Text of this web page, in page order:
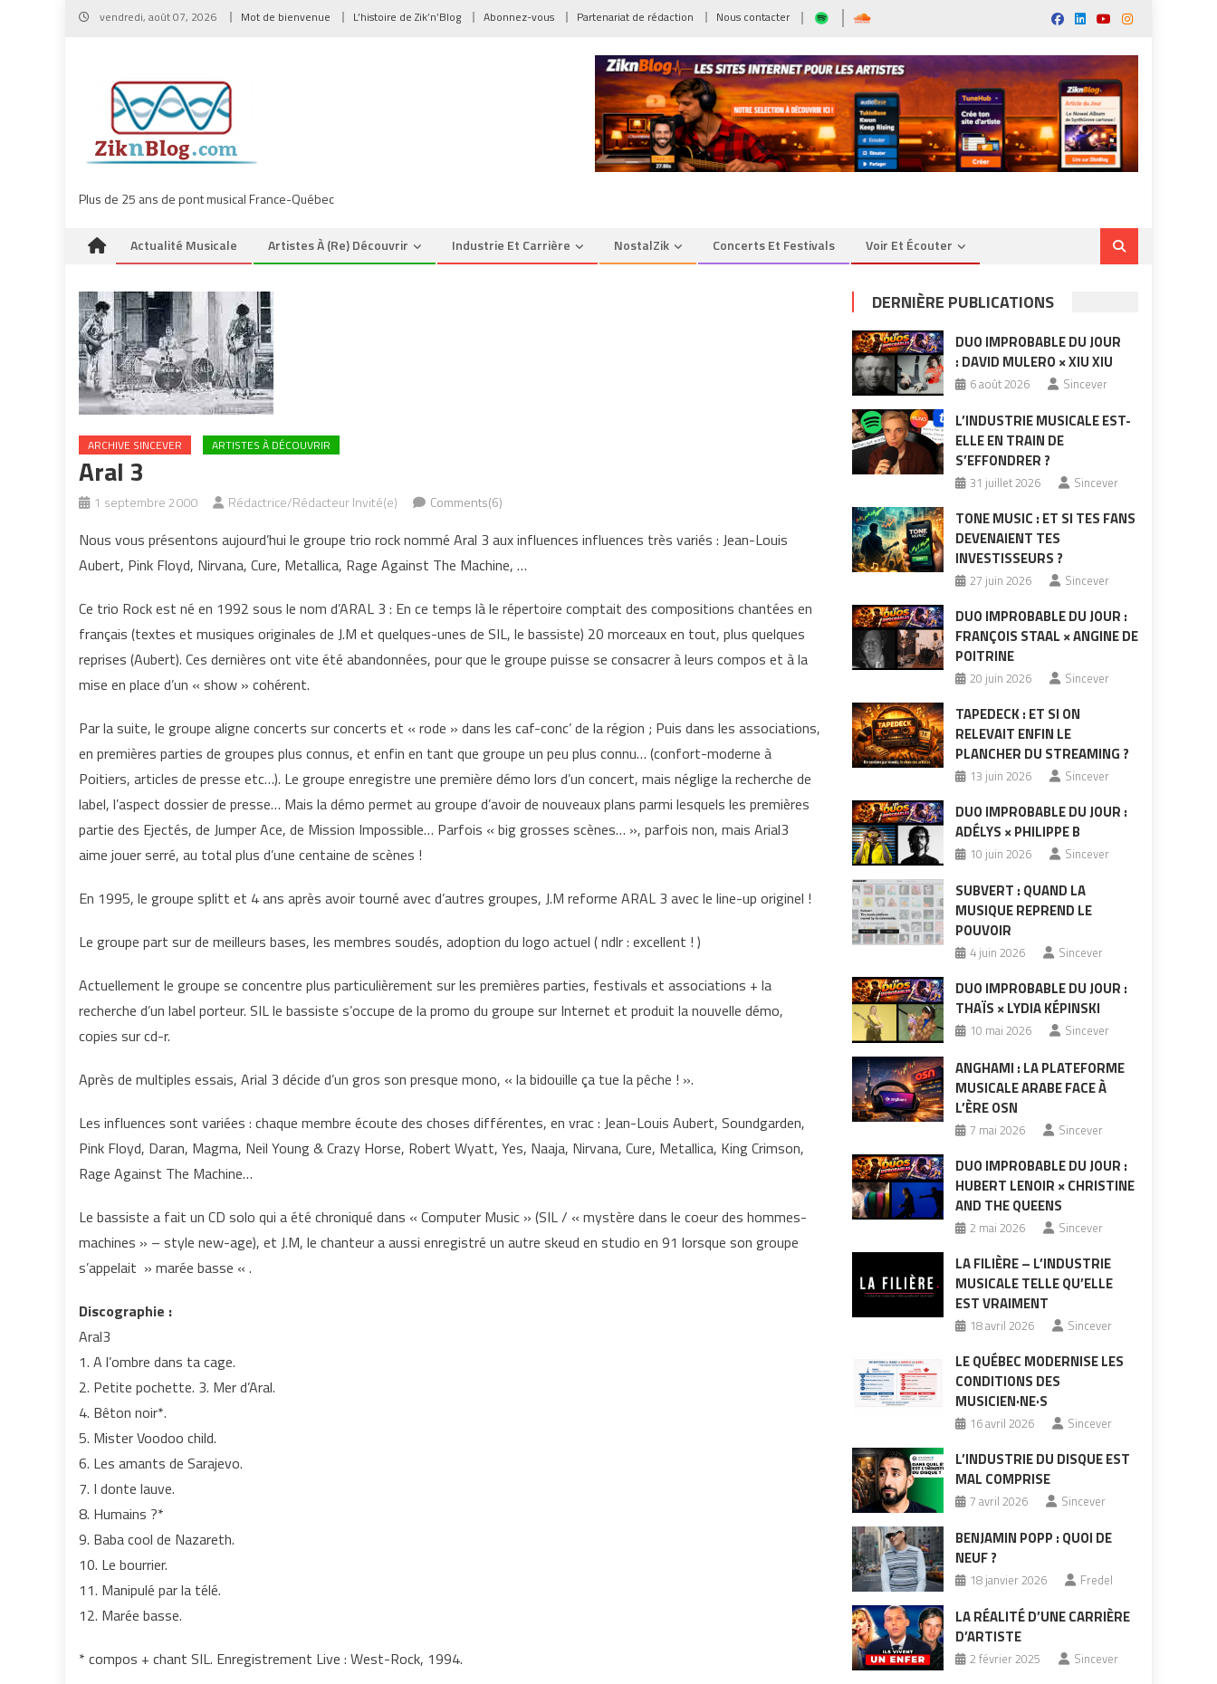
Skip
vendredi, août 07, 2026 Mot de bienvenue L’histoire de Zik’n’Blog Abonnez-vous Partenariat de rédaction Nous contacter
Plus de 25 ans de pont musical France-Québec
Actualité Musicale Artistes À (re) Découvrir Industrie Et Carrière NostalZik Concerts Et Festivals Voir Et Écouter
ARCHIVE SINCEVER ARTISTES À DÉCOUVRIR
Aral 3
1 septembre 2000 Rédactrice/Rédacteur Invité(e) Comments(6)
Nous vous présentons aujourd’hui le groupe trio rock nommé Aral 3 aux influences influences très variés : Jean-Louis
Aubert, Pink Floyd, Nirvana, Cure, Metallica, Rage Against The Machine, …
Ce trio Rock est né en 1992 sous le nom d’ARAL 3 : En ce temps là le répertoire comptait des compositions chantées en
français (textes et musiques originales de J.M et quelques-unes de SIL, le bassiste) 20 morceaux en tout, plus quelques
reprises (Aubert). Ces dernières ont vite été abandonnées, pour que le groupe puisse se consacrer à leurs compos et à la
mise en place d’un « show » cohérent.
Par la suite, le groupe aligne concerts sur concerts et « rode » dans les caf-conc’ de la région ; Puis dans les associations,
en premières parties de groupes plus connus, et enfin en tant que groupe un peu plus connu… (confort-moderne à
Poitiers, articles de presse etc…). Le groupe enregistre une première démo lors d’un concert, mais néglige la recherche de
label, l’aspect dossier de presse… Mais la démo permet au groupe d’avoir de nouveaux plans parmi lesquels les premières
partie des Ejectés, de Jumper Ace, de Mission Impossible… Parfois « big grosses scènes… », parfois non, mais Arial3
aime jouer serré, au total plus d’une centaine de scènes !
En 1995, le groupe splitt et 4 ans après avoir tourné avec d’autres groupes, J.M reforme ARAL 3 avec le line-up originel !
Le groupe part sur de meilleurs bases, les membres soudés, adoption du logo actuel ( ndlr : excellent ! )
Actuellement le groupe se concentre plus particulièrement sur les premières parties, festivals et associations + la
recherche d’un label porteur. SIL le bassiste s’occupe de la promo du groupe sur Internet et produit la nouvelle démo,
copies sur cd-r.
Après de multiples essais, Arial 3 décide d’un gros son presque mono, « la bidouille ça tue la pêche ! ».
Les influences sont variées : chaque membre écoute des choses différentes, en vrac : Jean-Louis Aubert, Soundgarden,
Pink Floyd, Daran, Magma, Neil Young & Crazy Horse, Robert Wyatt, Yes, Naaja, Nirvana, Cure, Metallica, King Crimson,
Rage Against The Machine…
Le bassiste a fait un CD solo qui a été chroniqué dans « Computer Music » (SIL / « mystère dans le coeur des hommes-
machines » – style new-age), et J.M, le chanteur a aussi enregistré un autre skeud en studio en 91 lorsque son groupe
s’appelait » marée basse « .
Discographie :
Aral3
1. A l’ombre dans ta cage.
2. Petite pochette. 3. Mer d’Aral.
4. Bêton noir*.
5. Mister Voodoo child.
6. Les amants de Sarajevo.
7. I donte lauve.
8. Humains ?*
9. Baba cool de Nazareth.
10. Le bourrier.
11. Manipulé par la télé.
12. Marée basse.
* compos + chant SIL. Enregistrement Live : West-Rock, 1994.
DERNIÈRE PUBLICATIONS
DUO IMPROBABLE DU JOUR
: DAVID MULERO × XIU XIU
6 août 2026 Sincever
L’INDUSTRIE MUSICALE EST-
ELLE EN TRAIN DE
S’EFFONDRER ?
31 juillet 2026 Sincever
TONE MUSIC : ET SI TES FANS
DEVENAIENT TES
INVESTISSEURS ?
27 juin 2026 Sincever
DUO IMPROBABLE DU JOUR :
FRANÇOIS STAAL × ANGINE DE
POITRINE
20 juin 2026 Sincever
TAPEDECK : ET SI ON
RELEVAIT ENFIN LE
PLANCHER DU STREAMING ?
13 juin 2026 Sincever
DUO IMPROBABLE DU JOUR :
ADÉLYS × PHILIPPE B
10 juin 2026 Sincever
SUBVERT : QUAND LA
MUSIQUE REPREND LE
POUVOIR
4 juin 2026 Sincever
DUO IMPROBABLE DU JOUR :
THAÏS × LYDIA KÉPINSKI
10 mai 2026 Sincever
ANGHAMI : LA PLATEFORME
MUSICALE ARABE FACE À
L’ÈRE OSN
7 mai 2026 Sincever
DUO IMPROBABLE DU JOUR :
HUBERT LENOIR × CHRISTINE
AND THE QUEENS
2 mai 2026 Sincever
LA FILIÈRE – L’INDUSTRIE
MUSICALE TELLE QU’ELLE
EST VRAIMENT
18 avril 2026 Sincever
LE QUÉBEC MODERNISE LES
CONDITIONS DES
MUSICIEN·NE·S
16 avril 2026 Sincever
L’INDUSTRIE DU DISQUE EST
MAL COMPRISE
7 avril 2026 Sincever
BENJAMIN POPP : QUOI DE
NEUF ?
18 janvier 2026 Fredel
LA RÉALITÉ D’UNE CARRIÈRE
D’ARTISTE
2 février 2025 Sincever